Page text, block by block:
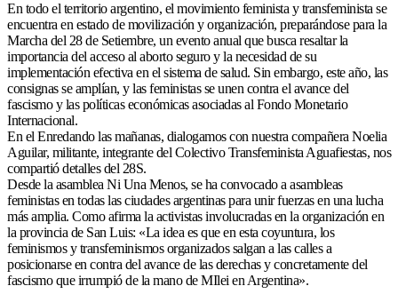
En todo el territorio argentino, el movimiento feminista y transfeminista se
encuentra en estado de movilización y organización, preparándose para la
Marcha del 28 de Setiembre, un evento anual que busca resaltar la
importancia del acceso al aborto seguro y la necesidad de su
implementación efectiva en el sistema de salud. Sin embargo, este año, las
consignas se amplían, y las feministas se unen contra el avance del
fascismo y las políticas económicas asociadas al Fondo Monetario
Internacional.
En el Enredando las mañanas, dialogamos con nuestra compañera Noelia
Aguilar, militante, integrante del Colectivo Transfeminista Aguafiestas, nos
compartió detalles del 28S.
Desde la asamblea Ni Una Menos, se ha convocado a asambleas
feministas en todas las ciudades argentinas para unir fuerzas en una lucha
más amplia. Como afirma la activistas involucradas en la organización en
la provincia de San Luis: «La idea es que en esta coyuntura, los
feminismos y transfeminismos organizados salgan a las calles a
posicionarse en contra del avance de las derechas y concretamente del
fascismo que irrumpió de la mano de MIlei en Argentina».